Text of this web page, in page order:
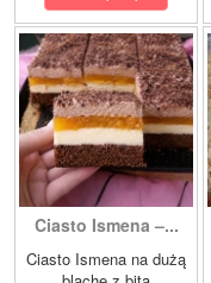
Ciasto Ismena –...
Ciasto Ismena na dużą